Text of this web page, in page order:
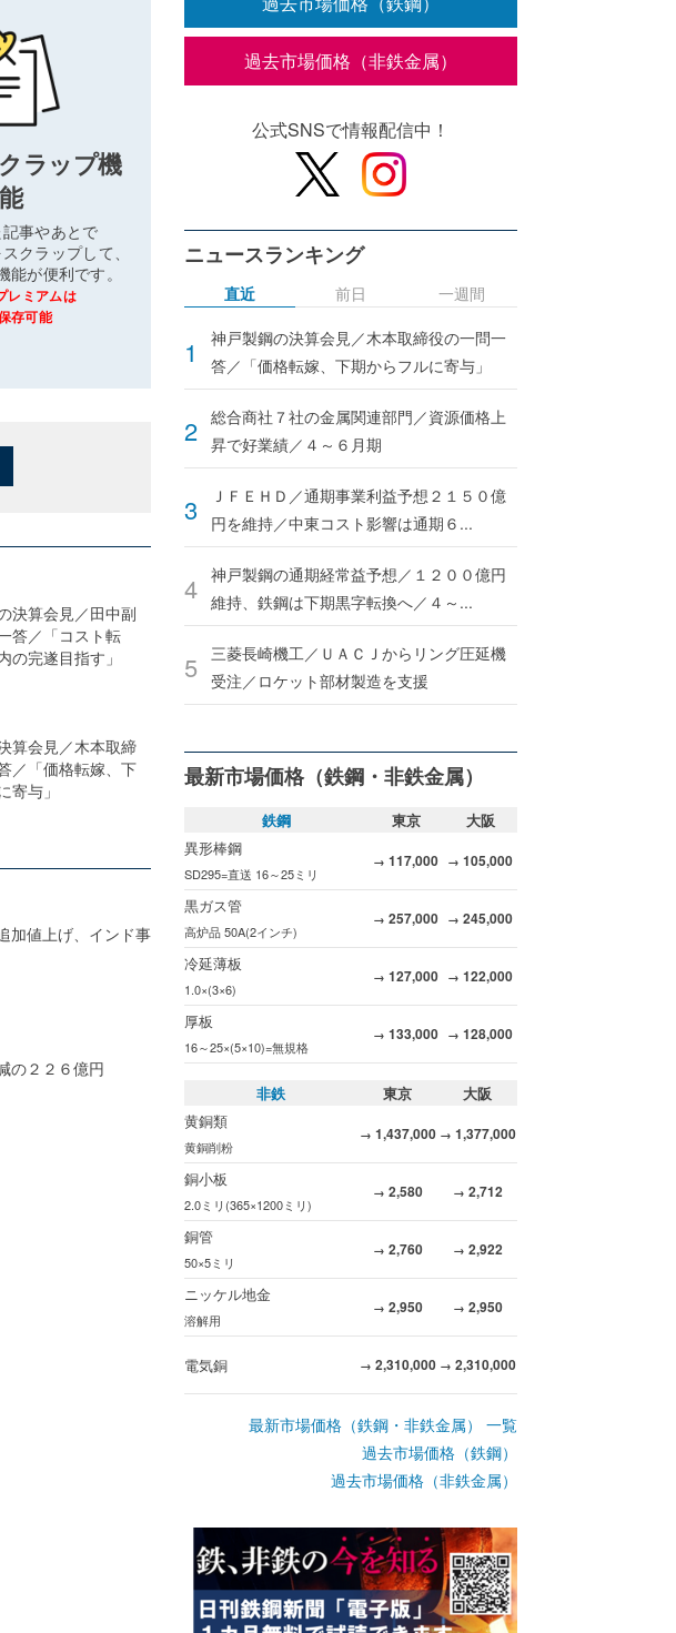
ラップ機
能
事やあとで
クラップして、
能が便利です。
レミアムは
存可能
決算会見／田中副
答／「コスト転
の完遂目指す」
算会見／木本取締
／「価格転嫁、下
寄与」
加値上げ、インド事
の２２６億円
過去市場価格（非鉄金属）
公式SNSで情報配信中！
ニュースランキング
直近
神戸製鋼の決算会見／木本取締役の一問一
答／「価格転嫁、下期からフルに寄与」
総合商社７社の金属関連部門／資源価格上
昇で好業績／４～６月期
ＪＦＥＨＤ／通期事業利益予想２１５０億
円を維持／中東コスト影響は通期６...
神戸製鋼の通期経常益予想／１２００億円
維持、鉄鋼は下期黒字転換へ／４～...
三菱長崎機工／ＵＡＣＪからリング圧延機
受注／ロケット部材製造を支援
前日 一週間
最新市場価格（鉄鋼・非鉄金属）
鉄鋼 東京
大阪
異形棒鋼
SD295=直送 16～25ミリ
→ 117,000 → 105,000
黒ガス管
高炉品 50A(2インチ)
→ 257,000 → 245,000
冷延薄板
1.0×(3×6)
→ 127,000 → 122,000
厚板
16～25×(5×10)=無規格
→ 133,000 → 128,000
非鉄 東京
大阪
黄銅類
黄銅削粉
→ 1,437,000 → 1,377,000
銅小板
2.0ミリ(365×1200ミリ)
→ 2,580 → 2,712
銅管
50×5ミリ
→ 2,760 → 2,922
ニッケル地金
溶解用
→ 2,950 → 2,950
電気銅 → 2,310,000 → 2,310,000
最新市場価格（鉄鋼・非鉄金属） 一覧
過去市場価格（鉄鋼）
過去市場価格（非鉄金属）